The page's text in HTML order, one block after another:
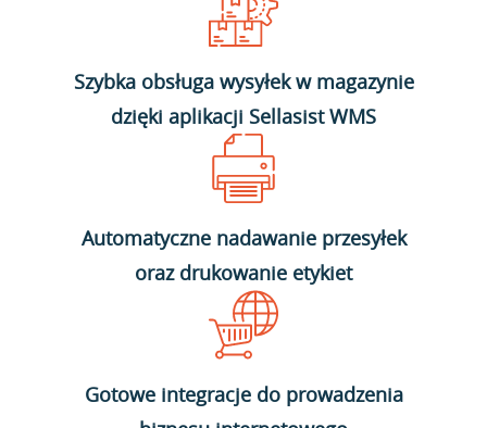
Szybka obsługa wysyłek w magazynie
dzięki aplikacji Sellasist WMS
Automatyczne nadawanie przesyłek
oraz drukowanie etykiet
Gotowe integracje do prowadzenia